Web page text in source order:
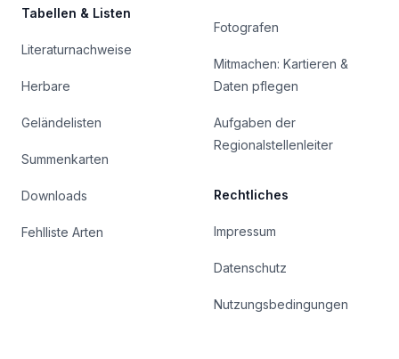
Tabellen & Listen
Literaturnachweise
Herbare
Geländelisten
Summenkarten
Downloads
Fehlliste Arten
Fotografen
Mitmachen: Kartieren &
Daten pflegen
Aufgaben der
Regionalstellenleiter
Rechtliches
Impressum
Datenschutz
Nutzungsbedingungen